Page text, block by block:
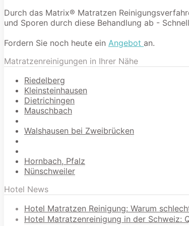
Durch das Matrix® Matratzen
und Sporen durch diese Behandlung ab -
Fordern Sie noch heute ein Angebot an.
Matratzenreinigungen in Ihrer Nähe
Riedelberg
Kleinsteinhausen
Dietrichingen
Mauschbach
Walshausen bei Zweibrücken
Hornbach, Pfalz
Nünschweiler
Hotel News
Hotel Matratzen Reinigung: Warum
Hotel Matratzenreinigung in der Schweiz: